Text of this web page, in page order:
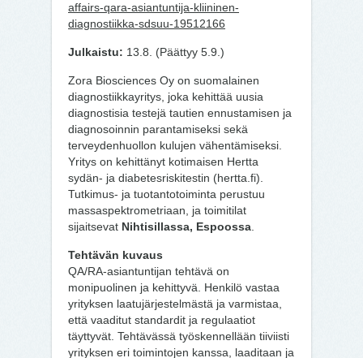
affairs-qara-asiantuntija-kliininen-
diagnostiikka-sdsuu-19512166
Julkaistu: 13.8. (Päättyy 5.9.)
Zora Biosciences Oy on suomalainen
diagnostiikkayritys, joka kehittää uusia
diagnostisia testejä tautien ennustamisen ja
diagnosoinnin parantamiseksi sekä
terveydenhuollon kulujen vähentämiseksi.
Yritys on kehittänyt kotimaisen Hertta
sydän- ja diabetesriskitestin (hertta.fi).
Tutkimus- ja tuotantotoiminta perustuu
massaspektrometriaan, ja toimitilat
sijaitsevat Nihtisillassa, Espoossa
Tehtävän kuvaus
QA/RA-asiantuntijan tehtävä on
monipuolinen ja kehittyvä. Henkilö vastaa
yrityksen laatujärjestelmästä ja varmistaa,
että vaaditut standardit ja regulaatiot
täyttyvät. Tehtävässä työskennellään tiiviisti
yrityksen eri toimintojen kanssa, laaditaan ja